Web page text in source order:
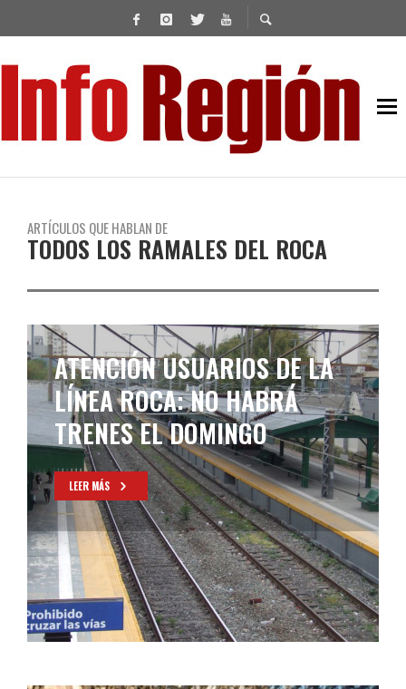
ARTÍCULOS QUE HABLAN DE
TODOS LOS RAMALES DEL ROCA
ATENCIÓN USUARIOS DE LA
LÍNEA ROCA: NO HABRÁ
TRENES EL DOMINGO
LEER MÁS